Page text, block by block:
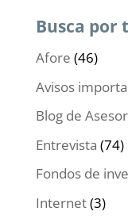
Busca por
Afore (46)
Avisos
Blog de
Entrevista (74)
Fondos de
Internet(3)